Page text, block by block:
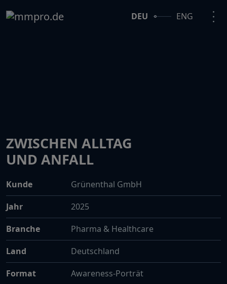
DEU ENG
ZWISCHEN ALLTAG
UND ANFALL
Kunde
Grünenthal GmbH
Jahr
2025
Branche
Pharma & Healthcare
Land
Deutschland
Format
Awareness-Porträt